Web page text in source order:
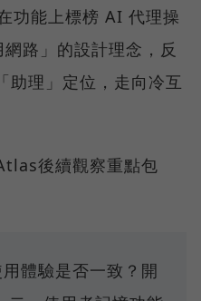
功能上標榜 AI 代理操
路」的設計理念，反
助理」定位，走向冷互
後續觀察重點包
體驗是否一致？開